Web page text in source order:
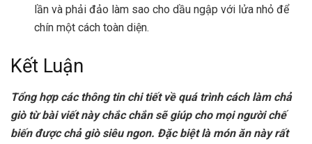
lần và phải đảo làm sao cho dầu ngập với lửa nhỏ để
chín một cách toàn diện.
Kết Luận
Tổng hợp các thông tin chi tiết về quá trình cách làm chả
giò từ bài viết này chắc chắn sẽ giúp cho mọi người chế
biến được chả giò siêu ngon. Đặc biệt là món ăn này rất